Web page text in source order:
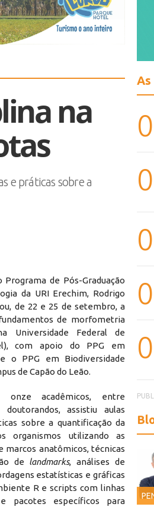
na
e práticas sobre a
de Pós-Graduação
da URI Erechim, Rodrigo
de 22 e 25 de setembro, a
de morfometria
Universidade Federal de
com apoio do PPG em
e o PPG em Biodiversidade
de Capão do Leão.
acadêmicos, entre
assistiu aulas
sobre a quantificação da
organismos utilizando as
marcos anatômicos, técnicas
de landmarks, análises de
estatísticas e gráficas
R e scripts com linhas
pacotes específicos para
As